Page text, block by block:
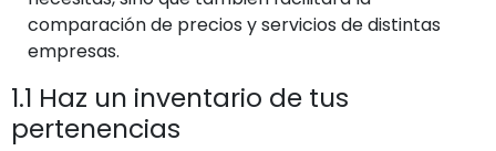
comparación de precios y servicios de distintas
empresas.
1.1 Haz un inventario de tus
pertenencias